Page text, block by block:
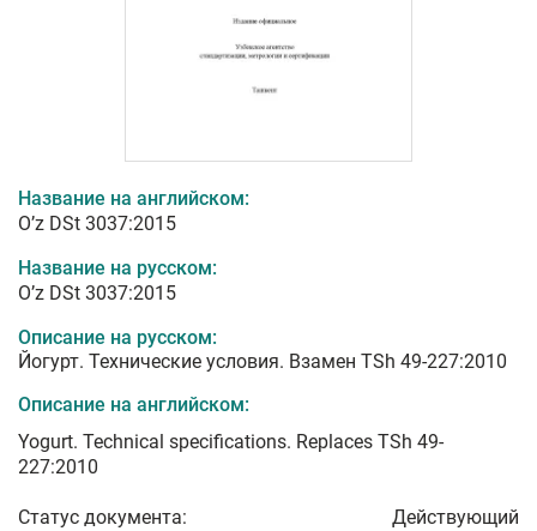
Название на английском:
O’z DSt 3037:2015
Название на русском:
O’z DSt 3037:2015
Описание на русском:
Йогурт. Технические условия. Взамен TSh 49-227:2010
Описание на английском:
Yogurt. Technical specifications. Replaces TSh 49-
227:2010
Статус документа: Действующий